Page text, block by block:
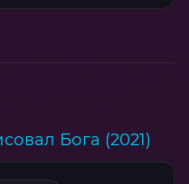
Бога (2021)